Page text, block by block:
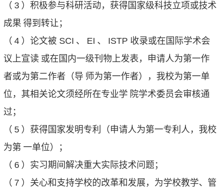
（ 3 ）积极参与科研活动，获得国家级科技立项或技术
成果 得到转让；
（ 4 ）论文被 SCI 、 EI 、 ISTP 收录或在国际学术会
议上宣读 或在国内一级刊物上发表，申请人为第一作
者或为第二作者（导 师为第一作者），我校为第一单
位，其相关论文须经所在专业学 院学术委员会审核通
过；
（ 5 ）获得国家发明专利（申请人为第一专利人，我校
为第 一单位）；
（ 6 ）实习期间解决重大实际技术问题；
（ 7 ）关心和支持学校的改革和发展，为学校教学、管